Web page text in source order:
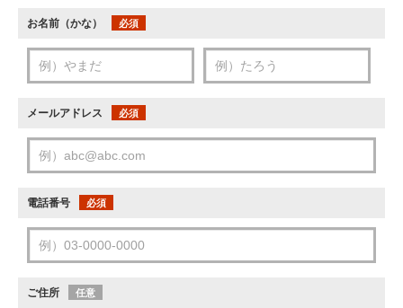
お名前（かな） 必須
メールアドレス 必須
電話番号 必須
ご住所 任意